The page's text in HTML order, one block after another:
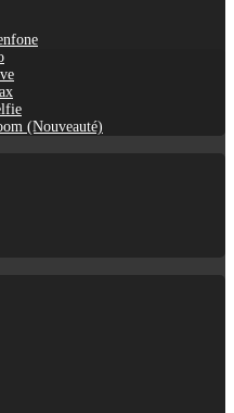
(Nouveauté)